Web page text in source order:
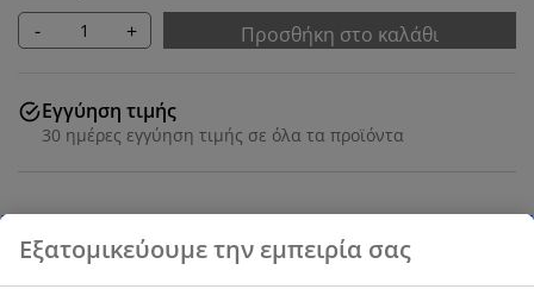
- + Προσθήκη στο καλάθι
Εγγύηση τιμής
30 ημέρες εγγύηση τιμής σε όλα τα προϊόντα
Εξατομικεύουμε την εμπειρία σας